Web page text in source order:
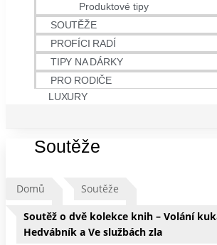
Produktové tipy
SOUTĚŽE
PROFÍCI RADÍ
TIPY NA DÁRKY
PRO RODIČE
LUXURY
Soutěže
Domů Soutěže
Soutěž o dvě kolekce knih – Volání
Hedvábník a Ve službách zla